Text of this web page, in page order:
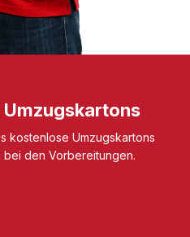
kostenlose Umzugskartons
bei den Vorbereitungen.